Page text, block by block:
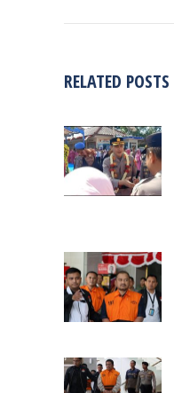
RELATED POSTS